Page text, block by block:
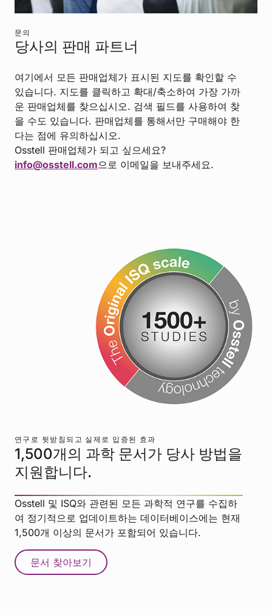
문의
당사의 판매 파트너
여기에서 모든 판매업체가 표시된 지도를 확인할 수
있습니다. 지도를 클릭하고 확대/축소하여 가장 가까
운 판매업체를 찾으십시오. 검색 필드를 사용하여 찾
을 수도 있습니다. 판매업체를 통해서만 구매해야 한
다는 점에 유의하십시오.
Osstell 판매업체가 되고 싶으세요?
info@osstell.com으로 이메일을 보내주세요.
연구로 뒷받침되고 실제로 입증된 효과
1,500개의 과학 문서가 당사 방법을
지원합니다.
Osstell 및 ISQ와 관련된 모든 과학적 연구를 수집하
여 정기적으로 업데이트하는 데이터베이스에는 현재
1,500개 이상의 문서가 포함되어 있습니다.
문서 찾아보기